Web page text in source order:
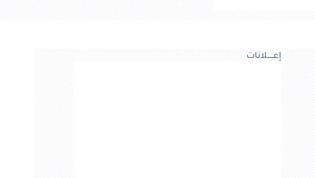
إعــــلانات